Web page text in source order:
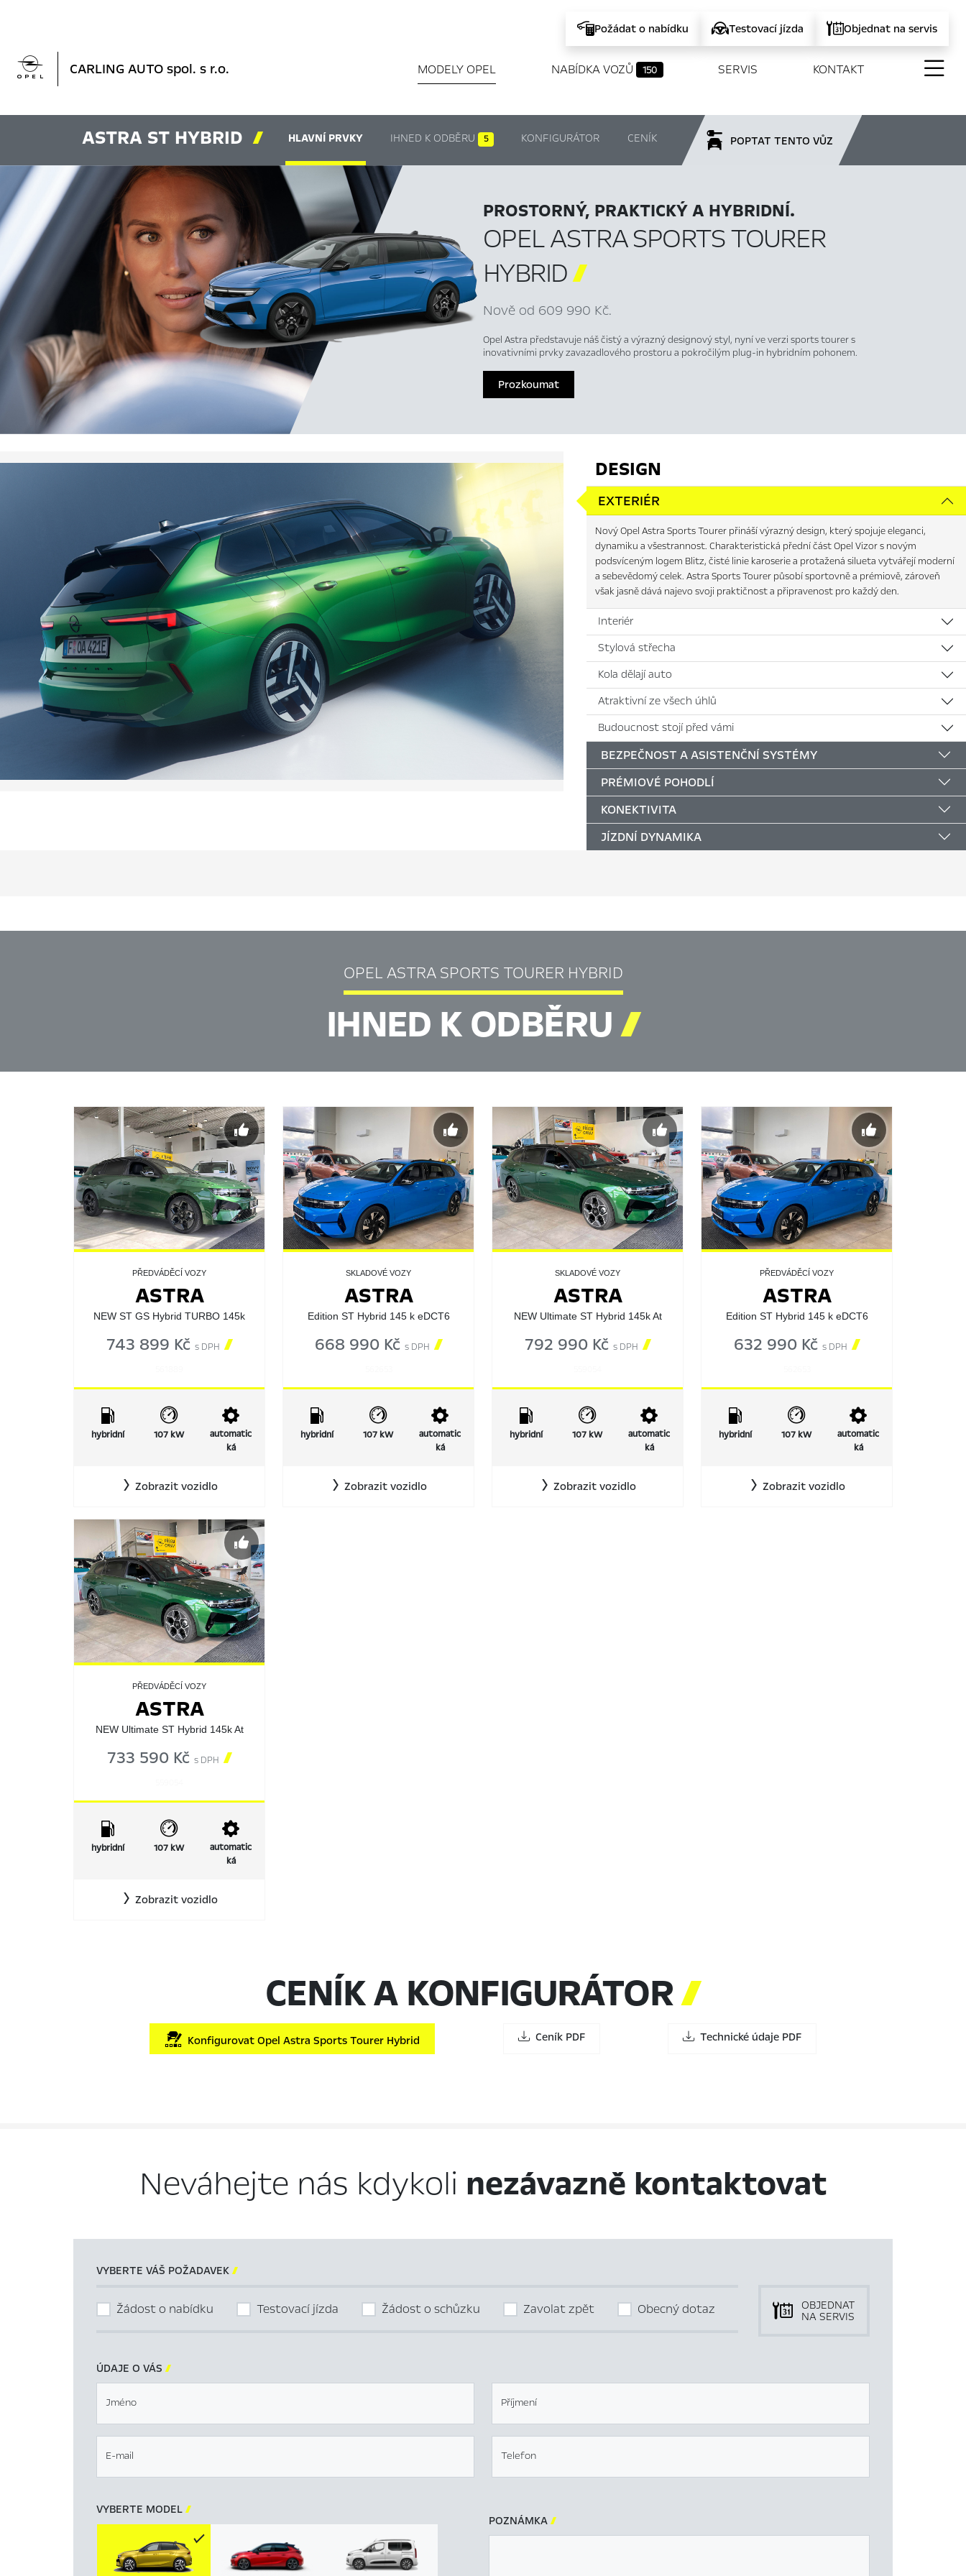
Požádat o nabídku Testovací jízda Objednat na servis
 CARLING AUTO spol. s r.o. MODELY OPEL NABÍDKA VOZŮ 150 SERVIS KONTAKT
ASTRA ST HYBRID  HLAVNÍ PRVKY IHNED K ODBĚRU 5 KONFIGURÁTOR CENÍK POPTAT TENTO VŮZ
PROSTORNÝ, PRAKTICKÝ A HYBRIDNÍ.
OPEL ASTRA SPORTS TOURER
HYBRID
Nově od 609 990 Kč.
Opel Astra představuje náš čistý a výrazný designový styl, nyní ve verzi sports tourer s
inovativními prvky zavazadlového prostoru a pokročilým plug-in hybridním pohonem.
Prozkoumat
DESIGN
EXTERIÉR
Nový Opel Astra Sports Tourer přináší výrazný design, který spojuje eleganci,
dynamiku a všestrannost. Charakteristická přední část Opel Vizor s novým
podsvíceným logem Blitz, čisté linie karoserie a protažená silueta vytvářejí moderní
a sebevědomý celek. Astra Sports Tourer působí sportovně a prémiově, zároveň
však jasně dává najevo svoji praktičnost a připravenost pro každý den.
Interiér
Stylová střecha
Kola dělají auto
Atraktivní ze všech úhlů
Budoucnost stojí před vámi
BEZPEČNOST A ASISTENČNÍ SYSTÉMY
PRÉMIOVÉ POHODLÍ
KONEKTIVITA
JÍZDNÍ DYNAMIKA
OPEL ASTRA SPORTS TOURER HYBRID
IHNED K ODBĚRU
PŘEDVÁDĚCÍ VOZY
ASTRA
NEW ST GS Hybrid TURBO 145k
743 899 Kč s DPH 
hybridní 107 kW
automatic
ká
Zobrazit vozidlo
SKLADOVÉ VOZY
ASTRA
Edition ST Hybrid 145 k eDCT6
668 990 Kč s DPH 
hybridní 107 kW
automatic
ká
Zobrazit vozidlo
SKLADOVÉ VOZY
ASTRA
NEW Ultimate ST Hybrid 145k At
792 990 Kč s DPH 
hybridní 107 kW
automatic
ká
Zobrazit vozidlo
PŘEDVÁDĚCÍ VOZY
ASTRA
Edition ST Hybrid 145 k eDCT6
632 990 Kč s DPH 
hybridní 107 kW
automatic
ká
Zobrazit vozidlo
PŘEDVÁDĚCÍ VOZY
ASTRA
NEW Ultimate ST Hybrid 145k At
733 590 Kč s DPH 
hybridní 107 kW
automatic
ká
Zobrazit vozidlo
CENÍK A KONFIGURÁTOR
Konfigurovat Opel Astra Sports Tourer Hybrid Ceník PDF Technické údaje PDF
Neváhejte nás kdykoli nezávazně kontaktovat
VYBERTE VÁŠ POŽADAVEK 
Žádost o nabídku Testovací jízda Žádost o schůzku Zavolat zpět Obecný dotaz
OBJEDNAT
NA SERVIS
ÚDAJE O VÁS 
Jméno Příjmení
E-mail Telefon
VYBERTE MODEL 
POZNÁMKA 